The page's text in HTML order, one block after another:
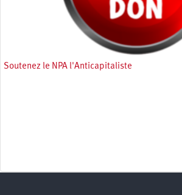
Soutenez le NPA l'Anticapitaliste